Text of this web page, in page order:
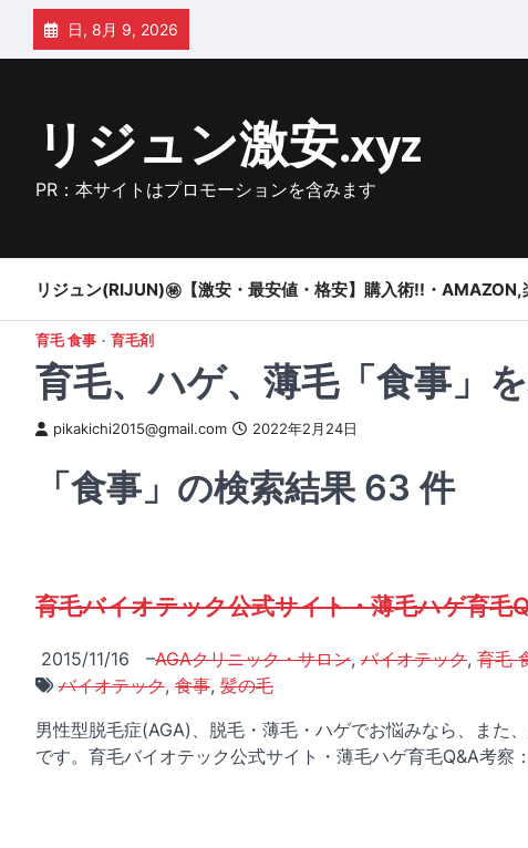
Skip
content
日, 8月 9, 2026
リジュン激安.xyz
PR：本サイトはプロモーションを含みます
リジュン(RIJUN)㊙【激安・最安値・格安】購入術!!・
育毛 食事 育毛剤
育毛、ハゲ、薄毛「食事」
pikakichi2015@gmail.com 2022年2月24日
「食事」の検索結果 63 件
育毛バイオテック公式サイト・薄毛ハゲ育毛
2015/11/16 –AGAクリニック・サロン, バイオテック, 育毛
バイオテック, 食事, 髪の毛
男性型脱毛症(AGA)、脱毛・薄毛・ハゲでお悩みなら、また
です。育毛バイオテック公式サイト・薄毛ハゲ育毛Q&A考察